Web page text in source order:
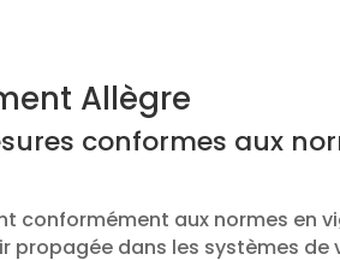
Allègre
conformes aux
conformément aux normes en
propagée dans les systèmes